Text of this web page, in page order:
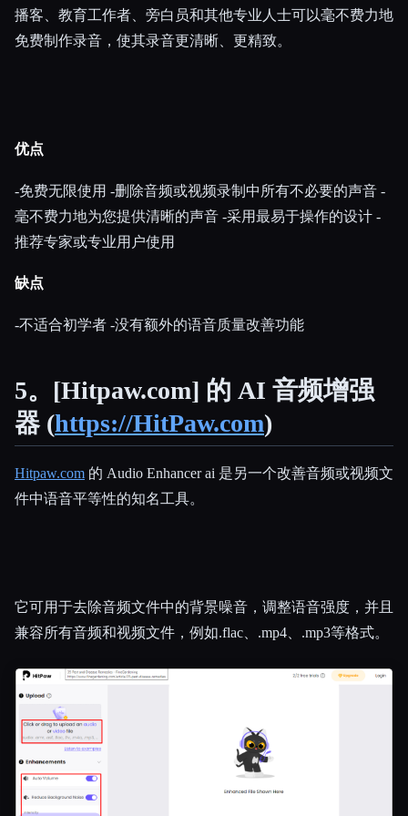
播客、教育工作者、旁白员和其他专业人士可以毫不费力地
免费制作录音，使其录音更清晰、更精致。
优点
-免费无限使用 -删除音频或视频录制中所有不必要的声音 -
毫不费力地为您提供清晰的声音 -采用最易于操作的设计 -
推荐专家或专业用户使用
缺点
-不适合初学者 -没有额外的语音质量改善功能
5。[Hitpaw.com] 的 AI 音频增强
器 (https://HitPaw.com)
Hitpaw.com 的 Audio Enhancer ai 是另一个改善音频或视频文
件中语音平等性的知名工具。
它可用于去除音频文件中的背景噪音，调整语音强度，并且
兼容所有音频和视频文件，例如.flac、.mp4、.mp3等格式。